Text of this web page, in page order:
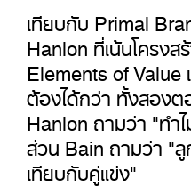
เทียบกับ Primal
Hanlon ที่เน้นโครงส
Elements of
ต้องได้กว่า ทั้งสอง
Hanlon ถามว่า "ทำ
ส่วน Bain ถามว่า "
เทียบกับคู่แข่ง"